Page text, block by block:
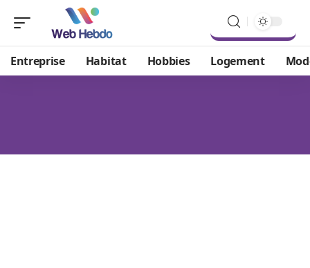
Entreprise Habitat Hobbies Logement